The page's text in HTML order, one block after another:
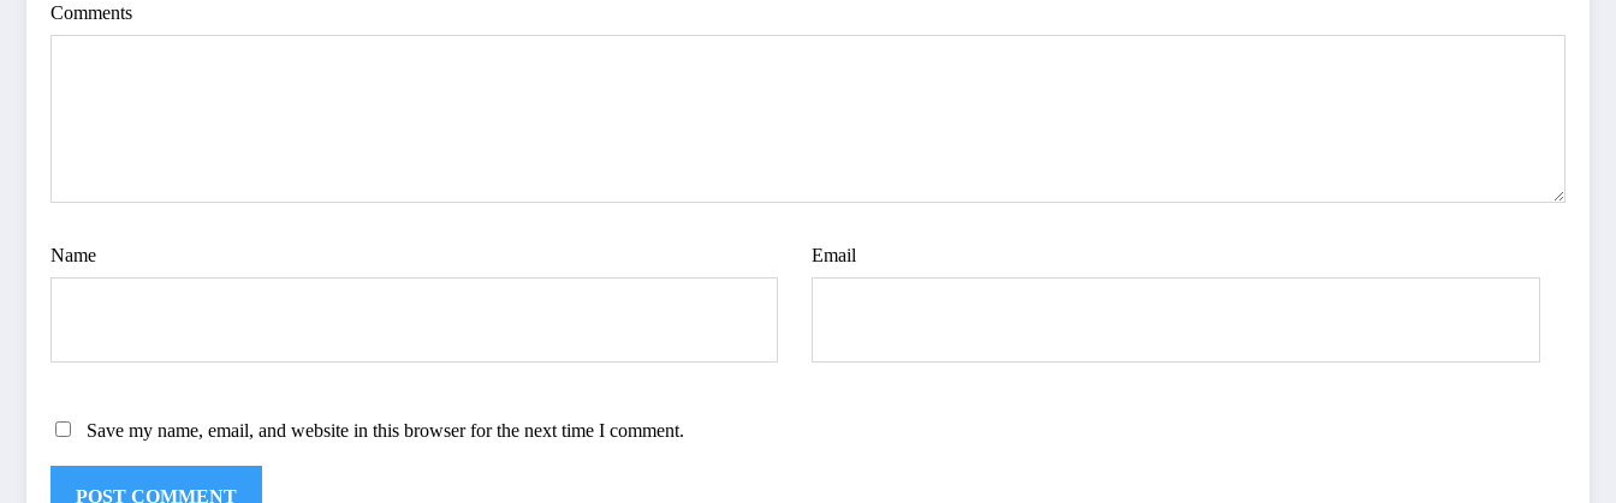
Comments
Name Email
Save my name, email, and website in this browser for the next time I comment.